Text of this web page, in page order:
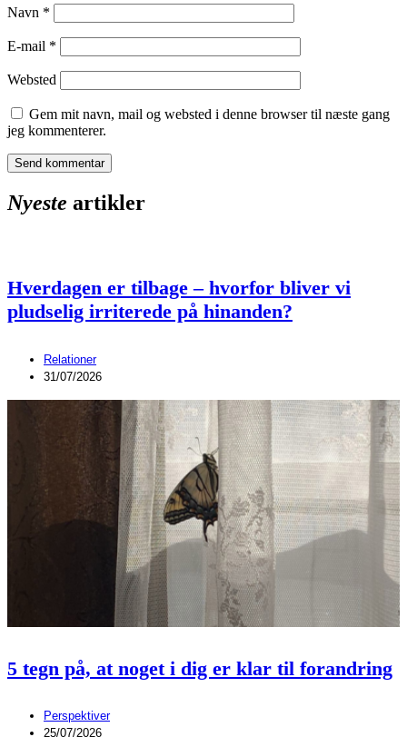
Navn *
E-mail *
Websted
Gem mit navn, mail og websted i denne browser til næste gang
jeg kommenterer.
Nyeste artikler
Hverdagen er tilbage – hvorfor bliver vi
pludselig irriterede på hinanden?
Relationer
31/07/2026
5 tegn på, at noget i dig er klar til forandring
Perspektiver
25/07/2026